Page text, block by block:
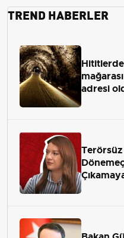
TREND HABERLER
adresi